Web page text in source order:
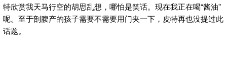
特欣赏我天马行空的胡思乱想，哪怕是笑话。现在我正在喝“酱油”
呢。至于剖腹产的孩子需要不需要用门夹一下，皮特再也没提过此
话题。